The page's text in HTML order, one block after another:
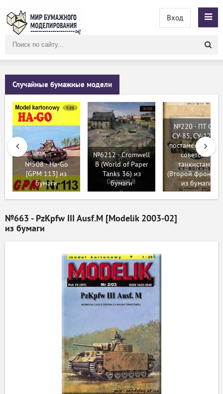
сайту
Вход
Случайные бумажные модели
№508 - Ha-Go
[GPM 113] из
бумаги
№6212 - Cromwell
B (World of Paper
Tanks 36) из
бумаги
№220 - ПТ САУ
СУ-85, СУ-122 и
постамент
советским
танкистам!»
(Второй фронт
из бумаги
№663 - PzKpfw III Ausf.M [Modelik 2003-02]
из бумаги